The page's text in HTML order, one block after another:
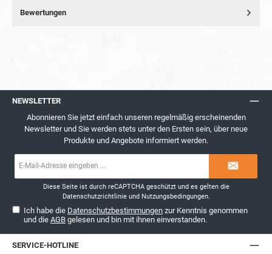
Bewertungen
NEWSLETTER
Abonnieren Sie jetzt einfach unseren regelmäßig erscheinenden
Newsletter und Sie werden stets unter den Ersten sein, über neue
Produkte und Angebote informiert werden.
Diese Seite ist durch reCAPTCHA geschützt und es gelten die
Datenschutzrichtlinieund Nutzungsbedingungen.
Ich habe die Datenschutzbestimmungen zur Kenntnis genommen
und dieAGB gelesen und bin mit ihnen einverstanden.
SERVICE-HOTLINE